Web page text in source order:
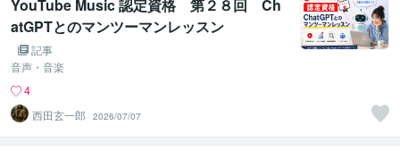
YouTube Music 認定資格 第２８回 Ch
atGPTとのマンツーマンレッスン
記事
音声・音楽
4
西田玄一郎
2026/07/07